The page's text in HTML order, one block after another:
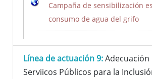
Campaña de sensibilización
consumo de agua del grifo
Línea de actuación 9:Adecuación
Serviicos Públicos para la